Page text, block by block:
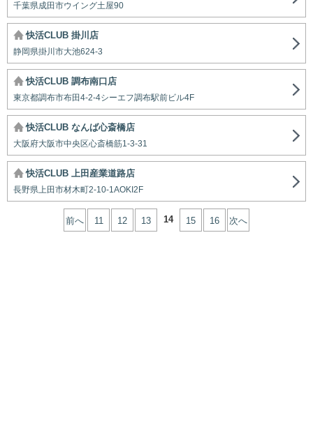
千葉県成田市ウイング土屋90
快活CLUB 掛川店
静岡県掛川市大池624-3
快活CLUB 調布南口店
東京都調布市布田4-2-4シーエフ調布駅前ビル4F
快活CLUB なんば心斎橋店
大阪府大阪市中央区心斎橋筋1-3-31
快活CLUB 上田産業道路店
長野県上田市材木町2-10-1AOKI2F
前へ 11 12 13 14 15 16 次へ